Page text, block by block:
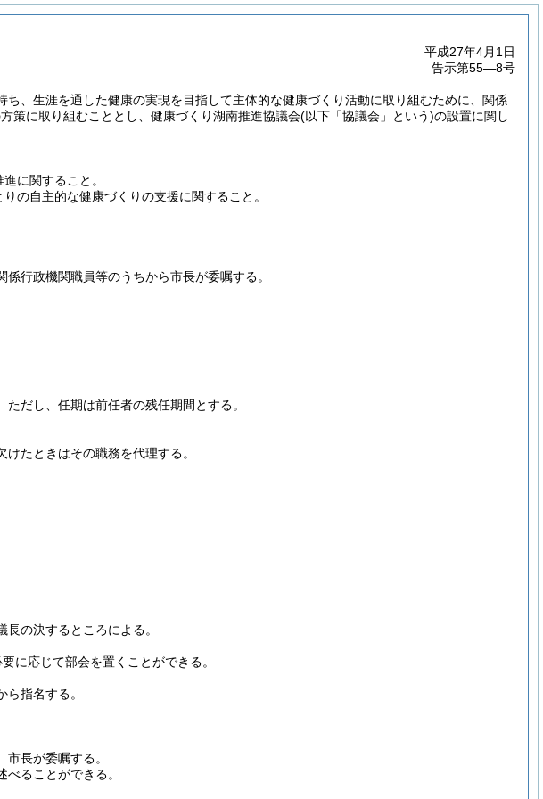
平成27年4月1日
告示第55―8号
、生涯を通した健康の実現を目指して主体的な健康づくり活動に取り組むために、関係
策に取り組むこととし、健康づくり湖南推進協議会(以下「協議会」という)の設置に関し
に関すること。
の自主的な健康づくりの支援に関すること。
行政機関職員等のうちから市長が委嘱する。
ただし、任期は前任者の残任期間とする。
たときはその職務を代理する。
の決するところによる。
に応じて部会を置くことができる。
指名する。
長が委嘱する。
ることができる。